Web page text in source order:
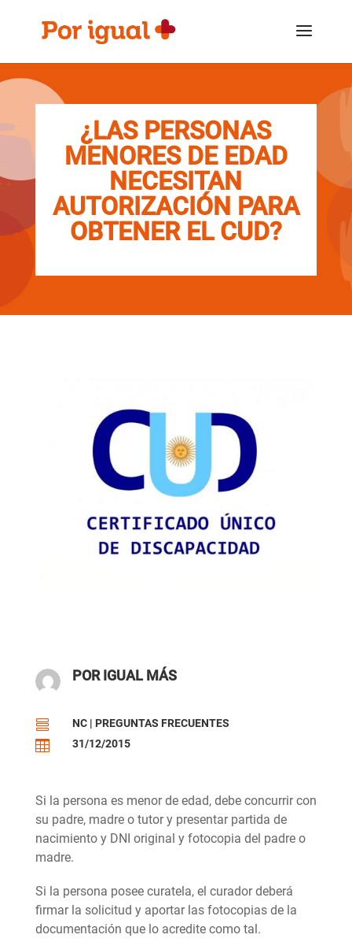
contenido
navegación
¿LAS PERSONAS
MENORES DE EDAD
NECESITAN
AUTORIZACIÓN PARA
OBTENER EL CUD?
POR IGUAL MÁS
 NC| PREGUNTAS FRECUENTES
 31/12/2015
Si la persona es menor de edad, debe concurrir con
su padre, madre o tutor y presentar partida de
nacimiento y DNI original y fotocopia del padre o
madre.
Si la persona posee curatela, el curador deberá
firmar la solicitud y aportar las fotocopias de la
documentación que lo acredite como tal.